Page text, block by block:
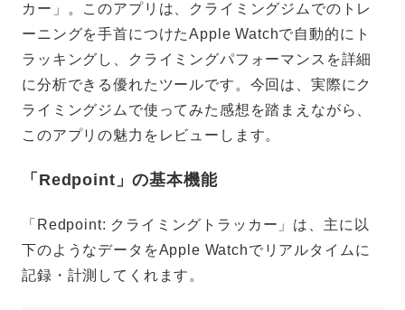
カー」。このアプリは、クライミングジムでのトレ
ーニングを手首につけたApple Watchで自動的にト
ラッキングし、クライミングパフォーマンスを詳細
に分析できる優れたツールです。今回は、実際にク
ライミングジムで使ってみた感想を踏まえながら、
このアプリの魅力をレビューします。
「Redpoint」の基本機能
「Redpoint: クライミングトラッカー」は、主に以
下のようなデータをApple Watchでリアルタイムに
記録・計測してくれます。